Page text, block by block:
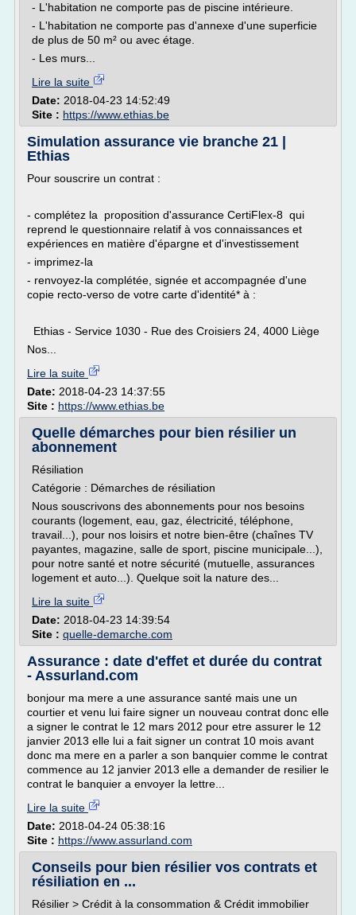
- L'habitation ne comporte pas de piscine intérieure.
- L'habitation ne comporte pas d'annexe d'une superficie
de plus de 50 m² ou avec étage.
- Les murs...
Lire la suite
Date: 2018-04-23 14:52:49
Site : https://www.ethias.be
Simulation assurance vie branche 21 |
Ethias
Pour souscrire un contrat :
- complétez la proposition d'assurance CertiFlex-8 qui
reprend le questionnaire relatif à vos connaissances et
expériences en matière d'épargne et d'investissement
- imprimez-la
- renvoyez-la complétée, signée et accompagnée d'une
copie recto-verso de votre carte d'identité* à :
Ethias - Service 1030 - Rue des Croisiers 24, 4000 Liège
Nos...
Lire la suite
Date: 2018-04-23 14:37:55
Site : https://www.ethias.be
Quelle démarches pour bien résilier un
abonnement
Résiliation
Catégorie : Démarches de résiliation
Nous souscrivons des abonnements pour nos besoins
courants (logement, eau, gaz, électricité, téléphone,
travail...), pour nos loisirs et notre bien-être (chaînes TV
payantes, magazine, salle de sport, piscine municipale...),
pour notre santé et notre sécurité (mutuelle, assurances
logement et auto...). Quelque soit la nature des...
Lire la suite
Date: 2018-04-23 14:39:54
Site : quelle-demarche.com
Assurance : date d'effet et durée du contrat
- Assurland.com
bonjour ma mere a une assurance santé mais une un
courtier et venu lui faire signer un nouveau contrat donc elle
a signer le contrat le 12 mars 2012 pour etre assurer le 12
janvier 2013 elle lui a fait signer un contrat 10 mois avant
donc ma mere en a parler a son banquier comme le contrat
commence au 12 janvier 2013 elle a demander de resilier le
contrat le banquier a envoyer la lettre...
Lire la suite
Date: 2018-04-24 05:38:16
Site : https://www.assurland.com
Conseils pour bien résilier vos contrats et
résiliation en ...
Résilier > Crédit à la consommation & Crédit immobilier